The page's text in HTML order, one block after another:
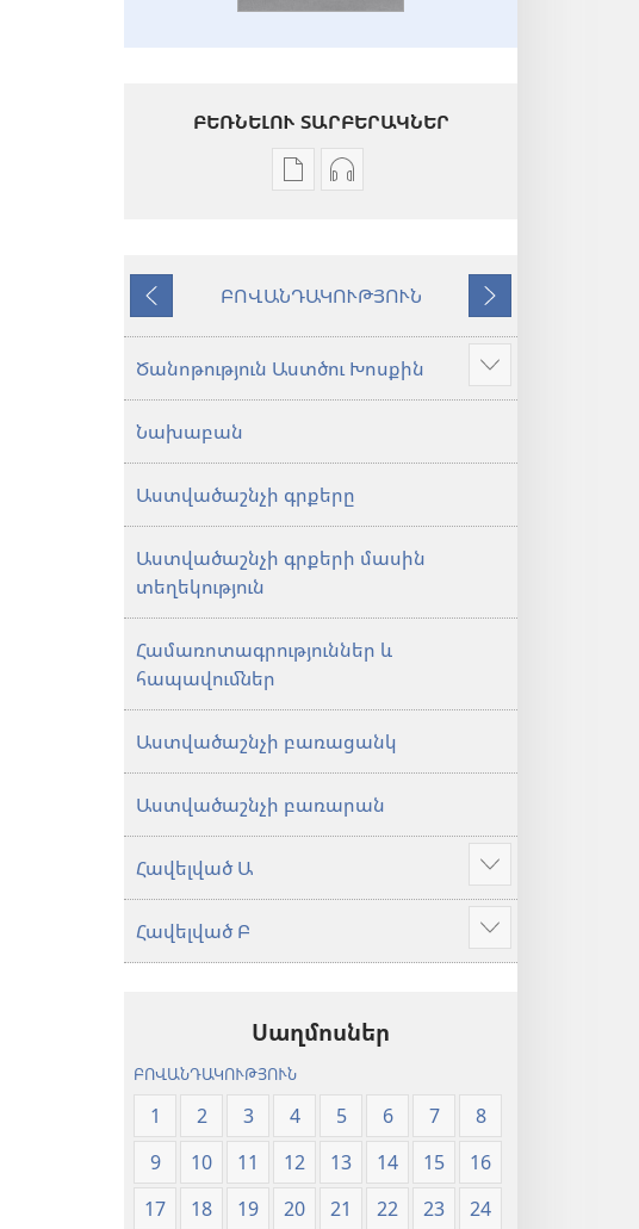
ԲԵՌՆԵԼՈՒ ՏԱՐԲԵՐԱԿՆԵՐ
Թվային
Աստվածաշունչ.
աշխարհ»
թարգմանություն
Աուդիոձայնագրությունները
Աստվածաշունչ.
«Նոր
թարգմանություն
(2024)
Նախորդ
ԲՈՎԱՆԴԱԿՈՒԹՅՈՒՆ
Հաջորդ
Ծանոթություն Աստծու Խոսքին
Ցույց
տալ
Նախաբան
Աստվածաշնչի գրքերը
Աստվածաշնչի գրքերի մասին
տեղեկություն
Համառոտագրություններ և
հապավումներ
Աստվածաշնչի բառացանկ
Աստվածաշնչի բառարան
Հավելված Ա
Ցույց
տալ
ավելին
Հավելված Բ
Ցույց
տալ
Սաղմոսներ
ԲՈՎԱՆԴԱԿՈՒԹՅՈՒՆ
1 2 3 4 5 6 7
8
9
10 11 12 13 14 15
16
17
18 19 20 21 22 23
24